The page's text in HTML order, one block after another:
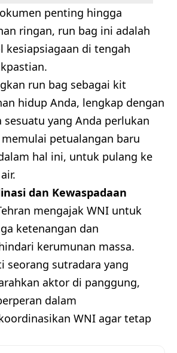
penting hingga
ringan, run bag ini adalah
kesiapsiagaan di tengah
run bag sebagai kit
hidup Anda, lengkap dengan
sesuatu yang Anda perlukan
petualangan baru
hal ini, untuk pulang ke
dan Kewaspadaan
mengajak WNI untuk
ketenangan dan
kerumunan massa.
seorang sutradara yang
aktor di panggung,
dalam
WNI agar tetap